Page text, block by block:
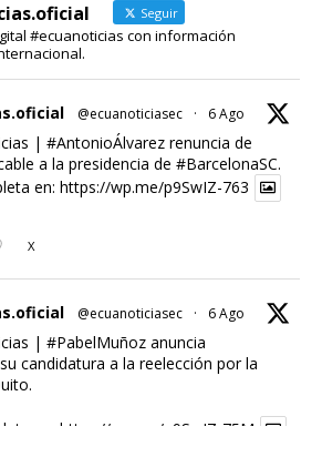
Seguir
#ecuanoticias con información
@ecuanoticiasec · 6 Ago
| #AntonioÁlvarezrenuncia de
a la presidencia de #BarcelonaSC.
en: https://wp.me/p9SwIZ-763
X
@ecuanoticiasec · 6 Ago
| #PabelMuñozanuncia
candidatura a la reelección por la
.
en: https://wp.me/p9SwIZ-75M